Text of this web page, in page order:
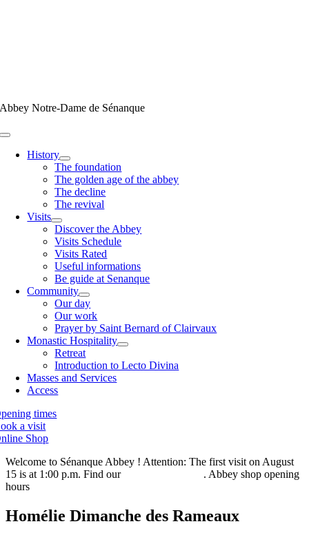
Abbey Notre-Dame de Sénanque
Toggle
NavigationHistory
The foundation
The golden age of the abbey
The decline
The revival
Visits
Discover the Abbey
Visits Schedule
Visits Rated
Useful informations
Be guide at Senanque
Community
Our day
Our work
Prayer by Saint Bernard of Clairvaux
Monastic Hospitality
Retreat
Introduction to Lecto Divina
Masses and Services
Access
times
a visit
Shop
Welcome to Sénanque Abbey ! Attention: The first visit on August
15 is at 1:00 p.m. Find our
. Abbey shop opening
hours
Homélie Dimanche des Rameaux